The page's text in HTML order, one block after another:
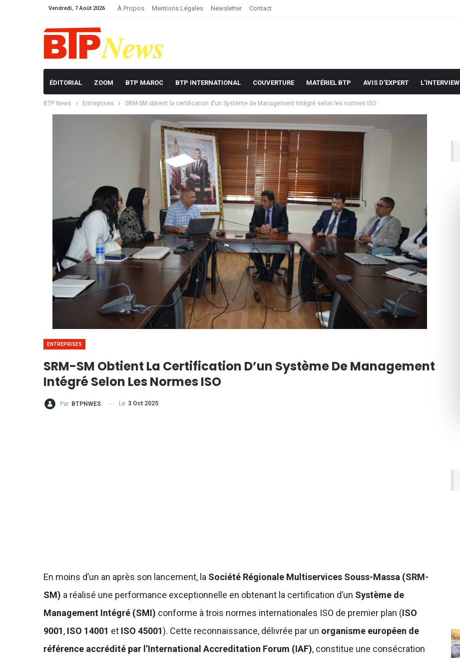
Vendredi, 7 Août 2026 À Propos Mentions Légales Newsletter Contact
ÉDITORIAL ZOOM BTP MAROC BTP INTERNATIONAL COUVERTURE MATÉRIEL BTP AVIS D’EXPERT L’INTERVIEW
BTP News Entreprises SRM-SM obtient la certification d’un Système de Management Intégré selon les normes ISO
ENTREPRISES
SRM-SM Obtient La Certification D’un Système De Management
Intégré Selon Les Normes ISO
Par BTPNWES Le 3 Oct 2025
En moins d’un an après son lancement, la Société Régionale Multiservices Souss-Massa (SRM-
SM) a réalisé une performance exceptionnelle en obtenant la certification d’un Système de
Management Intégré (SMI) conforme à trois normes internationales ISO de premier plan (ISO
9001, ISO 14001 et ISO 45001). Cette reconnaissance, délivrée par un organisme européen de
référence accrédité par l’International Accreditation Forum (IAF), constitue une consécration